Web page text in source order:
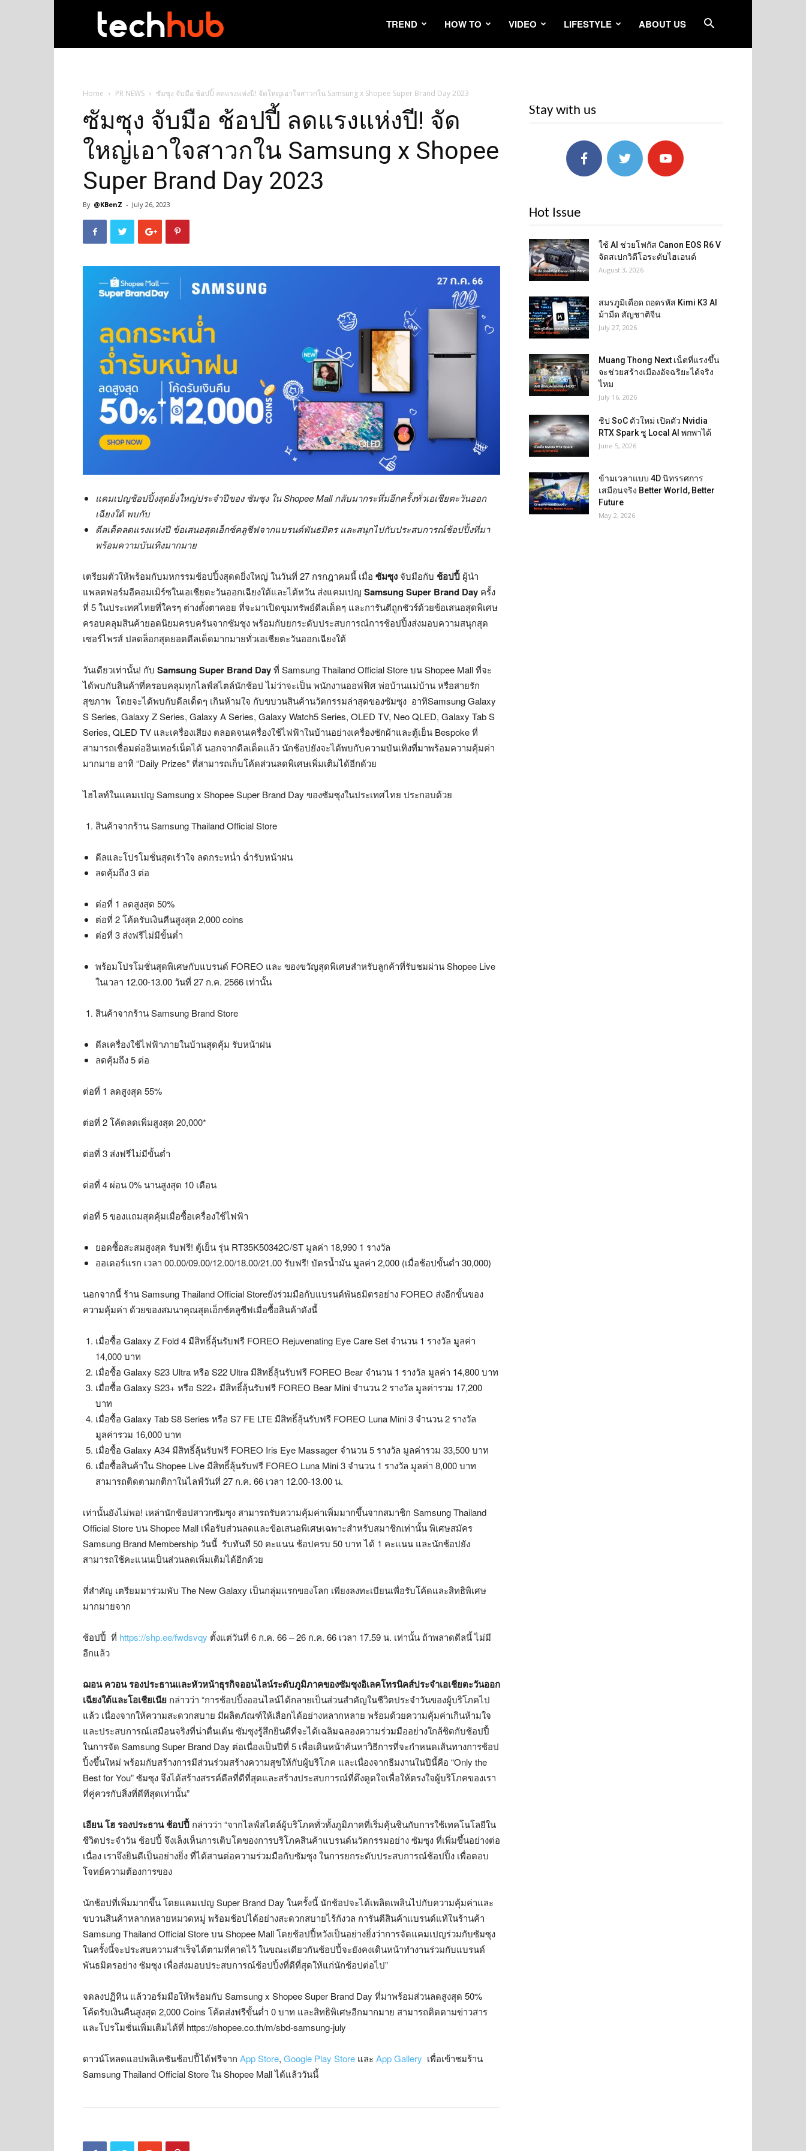
TREND HOW TO VIDEO LIFESTYLE ABOUT US
Home PR NEWS ซัมซุง จับมือ ช้อปปี้ ลดแรงแห่งปี! จัดใหญ่เอาใจสาวกใน Samsung x Shopee Super Brand Day 2023
ซัมซุง จับมือ ช้อปปี้ ลดแรงแห่งปี! จัด
ใหญ่เอาใจสาวกใน Samsung x Shopee
Super Brand Day 2023
By @KBenZ - July 26, 2023
แคมเปญช้อปปิ้งสุดยิ่งใหญ่ประจำปีของซัมซุง ใน Shopee Mall กลับมากระหึ่มอีกครั้งทั่วเอเชียตะวันออก
เฉียงใต้ พบกับ
ดีลเด็ดลดแรงแห่งปี ข้อเสนอสุดเอ็กซ์คลูชีฟจากแบรนด์พันธมิตร และสนุกไปกับประสบการณ์ช้อปปิ้งที่มา
พร้อมความบันเทิงมากมาย
เตรียมตัวให้พร้อมกับมหกรรมช้อปปิ้งสุดดยิ่งใหญ่ ในวันที่ 27 กรกฎาคมนี้ เมื่อ ซัมซุง จับมือกับ ช้อปปี้ ผู้นำ
แพลตฟอร์มอีคอมเมิร์ซในเอเชียตะวันออกเฉียงใต้และไต้หวัน ส่งแคมเปญ Samsung Super Brand Day ครั้ง
ที่ 5 ในประเทศไทยที่ใครๆ ต่างตั้งตาคอย ที่จะมาเปิดขุมทรัพย์ดีลเด็ดๆ และการันตีถูกชัวร์ด้วยข้อเสนอสุดพิเศษ
ครอบคลุมสินค้ายอดนิยมครบครันจากซัมซุง พร้อมกับยกระดับประสบการณ์การช้อปปิ้งส่งมอบความสนุกสุด
เซอร์ไพรส์ ปลดล็อกสุดยอดดีลเด็ดมากมายทั่วเอเชียตะวันออกเฉียงใต้
วันเดียวเท่านั้น! กับ Samsung Super Brand Dayที่ Samsung Thailand Official Store บน Shopee Mall ที่จะ
ได้พบกับสินค้าที่ครอบคลุมทุกไลฟ์สไตล์นักช้อป ไม่ว่าจะเป็น พนักงานออฟฟิศ พ่อบ้านแม่บ้าน หรือสายรัก
สุขภาพ โดยจะได้พบกับดีลเด็ดๆ เกินห้ามใจ กับขบวนสินค้านวัตกรรมล่าสุดของซัมซุง อาทิSamsung Galaxy
S Series, Galaxy Z Series, Galaxy A Series, Galaxy Watch5 Series, OLED TV, Neo QLED, Galaxy Tab S
Series, QLED TV และเครื่องเสียง ตลอดจนเครื่องใช้ไฟฟ้าในบ้านอย่างเครื่องซักผ้าและตู้เย็น Bespoke ที่
สามารถเชื่อมต่ออินเทอร์เน็ตได้ นอกจากดีลเด็ดแล้ว นักช้อปยังจะได้พบกับความบันเทิงที่มาพร้อมความคุ้มค่า
มากมาย อาทิ “Daily Prizes” ที่สามารถเก็บโค้ดส่วนลดพิเศษเพิ่มเติมได้อีกด้วย
ไฮไลท์ในแคมเปญ Samsung x Shopee Super Brand Day ของซัมซุงในประเทศไทย ประกอบด้วย
สินค้าจากร้าน Samsung Thailand Official Store
ดีลและโปรโมชั่นสุดเร้าใจ ลดกระหน่ำ ฉ่ำรับหน้าฝน
ลดคุ้มถึง 3 ต่อ
ต่อที่ 1 ลดสูงสุด 50%
ต่อที่ 2 โค้ดรับเงินคืนสูงสุด 2,000 coins
ต่อที่ 3 ส่งฟรีไม่มีขั้นต่ำ
พร้อมโปรโมชั่นสุดพิเศษกับแบรนด์ FOREO และ ของขวัญสุดพิเศษสำหรับลูกค้าที่รับชมผ่าน Shopee Live
ในเวลา 12.00-13.00 วันที่ 27 ก.ค. 2566 เท่านั้น
สินค้าจากร้าน Samsung Brand Store
ดีลเครื่องใช้ไฟฟ้าภายในบ้านสุดคุ้ม รับหน้าฝน
ลดคุ้มถึง 5 ต่อ
ต่อที่ 1 ลดสูงสุด 55%
ต่อที่ 2 โค้ดลดเพิ่มสูงสุด 20,000*
ต่อที่ 3 ส่งฟรีไม่มีขั้นต่ำ
ต่อที่ 4 ผ่อน 0% นานสูงสุด 10 เดือน
ต่อที่ 5 ของแถมสุดคุ้มเมื่อซื้อเครื่องใช้ไฟฟ้า
ยอดซื้อสะสมสูงสุด รับฟรี! ตู้เย็น รุ่น RT35K50342C/ST มูลค่า 18,990 1 รางวัล
ออเดอร์แรก เวลา 00.00/09.00/12.00/18.00/21.00 รับฟรี! บัตรน้ำมัน มูลค่า 2,000 (เมื่อช้อปขั้นต่ำ 30,000)
นอกจากนี้ ร้าน Samsung Thailand Official Storeยังร่วมมือกับแบรนด์พันธมิตรอย่าง FOREO ส่งอีกขั้นของ
ความคุ้มค่า ด้วยของสมนาคุณสุดเอ็กซ์คลูซีฟเมื่อซื้อสินค้าดังนี้
เมื่อซื้อ Galaxy Z Fold 4 มีสิทธิ์ลุ้นรับฟรี FOREO Rejuvenating Eye Care Set จำนวน 1 รางวัล มูลค่า
14,000 บาท
เมื่อซื้อ Galaxy S23 Ultra หรือ S22 Ultra มีสิทธิ์ลุ้นรับฟรี FOREO Bear จำนวน 1 รางวัล มูลค่า 14,800 บาท
เมื่อซื้อ Galaxy S23+ หรือ S22+ มีสิทธิ์ลุ้นรับฟรี FOREO Bear Mini จำนวน 2 รางวัล มูลค่ารวม 17,200
บาท
เมื่อซื้อ Galaxy Tab S8 Series หรือ S7 FE LTE มีสิทธิ์ลุ้นรับฟรี FOREO Luna Mini 3 จำนวน 2 รางวัล
มูลค่ารวม 16,000 บาท
เมื่อซื้อ Galaxy A34 มีสิทธิ์ลุ้นรับฟรี FOREO Iris Eye Massager จำนวน 5 รางวัล มูลค่ารวม 33,500 บาท
เมื่อซื้อสินค้าใน Shopee Live มีสิทธิ์ลุ้นรับฟรี FOREO Luna Mini 3 จำนวน 1 รางวัล มูลค่า 8,000 บาท
สามารถติดตามกติกาในไลฟ์วันที่ 27 ก.ค. 66 เวลา 12.00-13.00 น.
เท่านั้นยังไม่พอ! เหล่านักช้อปสาวกซัมซุง สามารถรับความคุ้มค่าเพิ่มมากขึ้นจากสมาชิก Samsung Thailand
Official Store บน Shopee Mall เพื่อรับส่วนลดและข้อเสนอพิเศษเฉพาะสำหรับสมาชิกเท่านั้น พิเศษสมัคร
Samsung Brand Membership วันนี้ รับทันที 50 คะแนน ช้อปครบ 50 บาท ได้ 1 คะแนน และนักช้อปยัง
สามารถใช้คะแนนเป็นส่วนลดเพิ่มเติมได้อีกด้วย
ที่สำคัญ เตรียมมาร่วมพับ The New Galaxy เป็นกลุ่มแรกของโลก เพียงลงทะเบียนเพื่อรับโค้ดและสิทธิพิเศษ
มากมายจาก
ช้อปปี้ ที่ https://shp.ee/fwdsvqy ตั้งแต่วันที่ 6 ก.ค. 66 – 26 ก.ค. 66 เวลา 17.59 น. เท่านั้น ถ้าพลาดดีลนี้ ไม่มี
อีกแล้ว
ฌอน ควอน รองประธานและหัวหน้าธุรกิจออนไลน์ระดับภูมิภาคของซัมซุงอิเลคโทรนิคส์ประจำเอเชียตะวันออก
เฉียงใต้และโอเชียเนีย กล่าวว่า “การช้อปปิ้งออนไลน์ได้กลายเป็นส่วนสำคัญในชีวิตประจำวันของผู้บริโภคไป
แล้ว เนื่องจากให้ความสะดวกสบาย มีผลิตภัณฑ์ให้เลือกได้อย่างหลากหลาย พร้อมด้วยความคุ้มค่าเกินห้ามใจ
และประสบการณ์เสมือนจริงที่น่าตื่นเต้น ซัมซุงรู้สึกยินดีที่จะได้เฉลิมฉลองความร่วมมืออย่างใกล้ชิดกับช้อปปี้
ในการจัด Samsung Super Brand Day ต่อเนื่องเป็นปีที่ 5 เพื่อเดินหน้าค้นหาวิธีการที่จะกำหนดเส้นทางการช้อป
ปิ้งขึ้นใหม่ พร้อมกับสร้างการมีส่วนร่วมสร้างความสุขให้กับผู้บริโภค และเนื่องจากธีมงานในปีนี้คือ “Only the
Best for You” ซัมซุง จึงได้สร้างสรรค์ดีลที่ดีที่สุดและสร้างประสบการณ์ที่ดึงดูดใจเพื่อให้ตรงใจผู้บริโภคของเรา
ที่คู่ควรกับสิ่งที่ดีทีสุดเท่านั้น”
เอียน โฮ รองประธาน ช้อปปี้ กล่าวว่า “จากไลฟ์สไตล์ผู้บริโภคทั่วทั้งภูมิภาคที่เริ่มคุ้นชินกับการใช้เทคโนโลยีใน
ชีวิตประจำวัน ช้อปปี้ จึงเล็งเห็นการเติบโตของการบริโภคสินค้าแบรนด์นวัตกรรมอย่าง ซัมซุง ที่เพิ่มขึ้นอย่างต่อ
เนื่อง เราจึงยินดีเป็นอย่างยิ่ง ที่ได้สานต่อความร่วมมือกับซัมซุง ในการยกระดับประสบการณ์ช้อปปิ้ง เพื่อตอบ
โจทย์ความต้องการของ
นักช้อปที่เพิ่มมากขึ้น โดยแคมเปญ Super Brand Day ในครั้งนี้ นักช้อปจะได้เพลิดเพลินไปกับความคุ้มค่าและ
ขบวนสินค้าหลากหลายหมวดหมู่ พร้อมช้อปได้อย่างสะดวกสบายไร้กังวล การันตีสินค้าแบรนด์แท้ในร้านค้า
Samsung Thailand Official Store บน Shopee Mall โดยช้อปปี้หวังเป็นอย่างยิ่งว่าการจัดแคมเปญร่วมกับซัมซุง
ในครั้งนี้จะประสบความสำเร็จได้ตามที่คาดไว้ ในขณะเดียวกันช้อปปี้จะยังคงเดินหน้าทำงานร่วมกับแบรนด์
พันธมิตรอย่าง ซัมซุง เพื่อส่งมอบประสบการณ์ช้อปปิ้งที่ดีที่สุดให้แก่นักช้อปต่อไป”
จดลงปฏิทิน แล้ววอร์มมือให้พร้อมกับ Samsung x Shopee Super Brand Day ที่มาพร้อมส่วนลดสูงสุด 50%
โค้ดรับเงินคืนสูงสุด 2,000 Coins โค้ดส่งฟรีขั้นต่ำ 0 บาท และสิทธิพิเศษอีกมากมาย สามารถติดตามข่าวสาร
และโปรโมชั่นเพิ่มเติมได้ที่ https://shopee.co.th/m/sbd-samsung-july
ดาวน์โหลดแอปพลิเคชันช้อปปี้ได้ฟรีจาก App Store, Google Play Store และ App Gallery เพื่อเข้าชมร้าน
Samsung Thailand Official Store ใน Shopee Mall ได้แล้ววันนี้
Stay with us
Hot Issue
ใช้ AI ช่วยโฟกัส Canon EOS R6 V
จัดสเปกวิดีโอระดับไฮเอนด์
August 3, 2026
สมรภูมิเดือด ถอดรหัส Kimi K3 AI
ม้ามืด สัญชาติจีน
July 27, 2026
Muang Thong Next เน็ตที่แรงขึ้น
จะช่วยสร้างเมืองอัจฉริยะได้จริง
ไหม
July 16, 2026
ชิป SoC ตัวใหม่ เปิดตัว Nvidia
RTX Spark ชู Local AI พกพาได้
June 5, 2026
ข้ามเวลาแบบ 4D นิทรรศการ
เสมือนจริง Better World, Better
Future
May 2, 2026